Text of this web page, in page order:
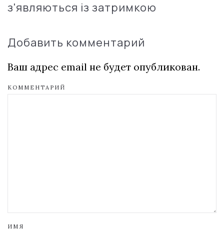
з'являються із затримкою
Добавить комментарий
Ваш адрес email не будет опубликован.
КОММЕНТАРИЙ
ИМЯ